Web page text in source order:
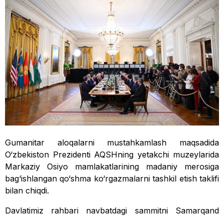
Gumanitar aloqalarni mustahkamlash maqsadida
O‘zbekiston Prezidenti AQSHning yetakchi muzeylarida
Markaziy Osiyo mamlakatlarining madaniy merosiga
bag‘ishlangan qo‘shma ko‘rgazmalarni tashkil etish taklifi
bilan chiqdi.
Davlatimiz rahbari navbatdagi sammitni Samarqand